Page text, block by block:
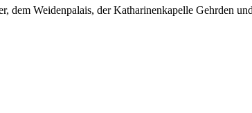
dem Weidenpalais, der Katharinenkapelle Gehrden